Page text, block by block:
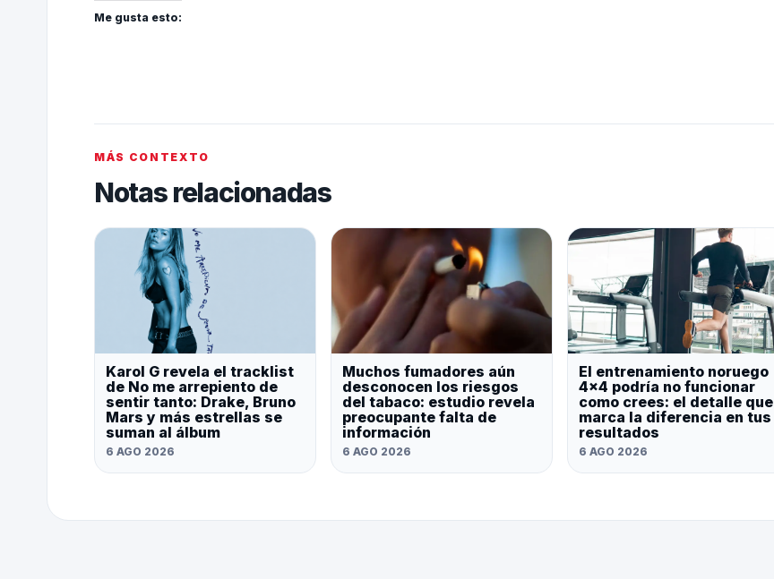
Me gusta esto:
MÁS CONTEXTO
Notas relacionadas
Karol G revela el tracklist
de No me arrepiento de
sentir tanto: Drake, Bruno
Mars y más estrellas se
suman al álbum
6 AGO 2026
Muchos fumadores aún
desconocen los riesgos
del tabaco: estudio revela
preocupante falta de
información
6 AGO 2026
El entrenamiento noruego
4×4 podría no funcionar
como crees: el detalle que
marca la diferencia en tus
resultados
6 AGO 2026